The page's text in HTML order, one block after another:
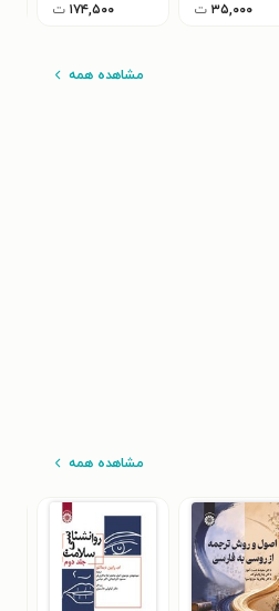
۳۵,۰۰۰ ت ۱۷۴,۵۰۰ ت
مشاهده همه
مشاهده همه